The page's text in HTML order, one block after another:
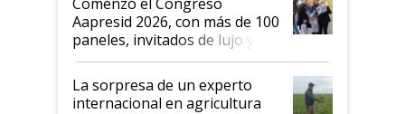
las mismas cosas de hace 50
años"
Comenzó el Congreso
Aapresid 2026, con más de 100
paneles, invitados de lujo y
todas las tendencias
La sorpresa de un experto
internacional en agricultura